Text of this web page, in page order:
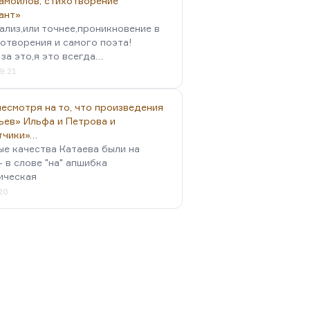
точнее,проникновение в
и самого поэта!
это,я это всегда…
на то, что произведения
Ильфа и Петрова и
качества Катаева были на
в слове "на" апшибка